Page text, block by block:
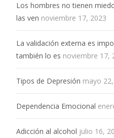
Los hombres no tienen
las ven noviembre 17, 2023
La validación externa es
también lo es noviembre 17,
Tipos de Depresión mayo
Dependencia Emocional
Adicción al alcohol julio 16,